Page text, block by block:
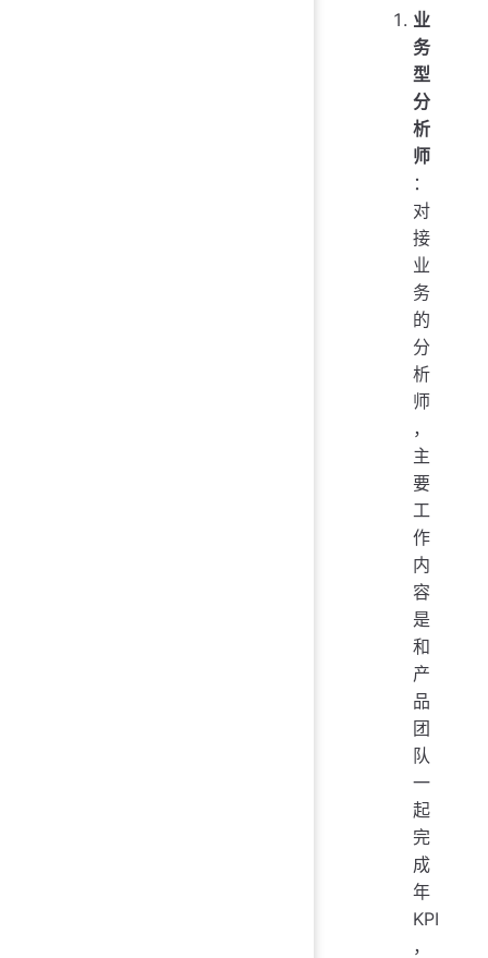
业
务
型
分
析
师
：
对
接
业
务
的
分
析
师
，
主
要
工
作
内
容
是
和
产
品
团
队
一
起
完
成
年
KPI
，